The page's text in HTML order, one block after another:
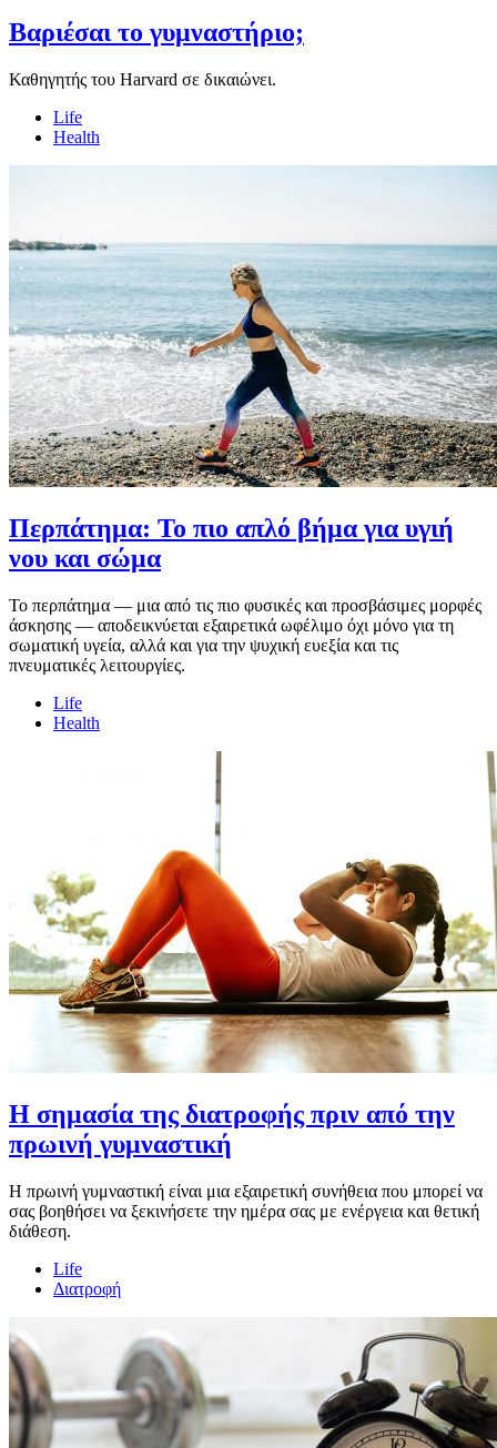
Βαριέσαι το γυμναστήριο;
Καθηγητής του Harvard σε δικαιώνει.
Life
Health
Περπάτημα: Το πιο απλό βήμα για υγιή
νου και σώμα
Το περπάτημα — μια από τις πιο φυσικές και προσβάσιμες μορφές
άσκησης — αποδεικνύεται εξαιρετικά ωφέλιμο όχι μόνο για τη
σωματική υγεία, αλλά και για την ψυχική ευεξία και τις
πνευματικές λειτουργίες.
Life
Health
Η σημασία της διατροφής πριν από την
πρωινή γυμναστική
Η πρωινή γυμναστική είναι μια εξαιρετική συνήθεια που μπορεί να
σας βοηθήσει να ξεκινήσετε την ημέρα σας με ενέργεια και θετική
διάθεση.
Life
Διατροφή